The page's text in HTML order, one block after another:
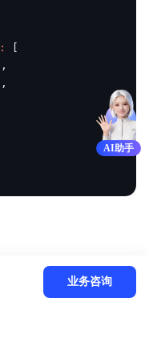
:
[
,
,
下一篇
批量删除弹性网卡内网IP
AI助手
业务咨询